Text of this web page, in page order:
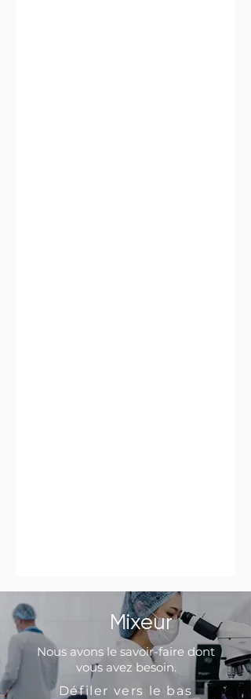
Mixeur
Nous avons le savoir-faire dont
vous avez besoin.
Défiler vers le bas